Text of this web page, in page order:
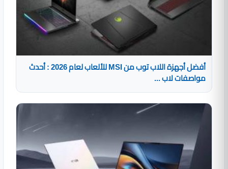
أفضل أجهزة اللاب توب من MSI للألعاب لعام 2026 : أحدث
مواصفات لاب ...